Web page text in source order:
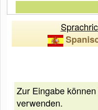
Zur Eingabe
verwenden.